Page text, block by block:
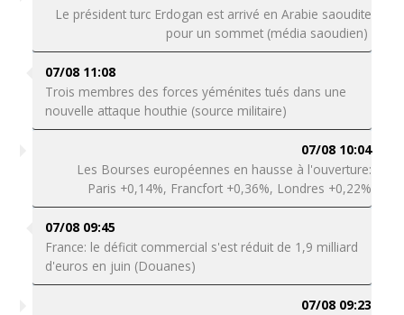
Le président turc Erdogan est arrivé en Arabie saoudite
pour un sommet (média saoudien)
07/08 11:08
Trois membres des forces yéménites tués dans une
nouvelle attaque houthie (source militaire)
07/08 10:04
Les Bourses européennes en hausse à l'ouverture:
Paris +0,14%, Francfort +0,36%, Londres +0,22%
07/08 09:45
France: le déficit commercial s'est réduit de 1,9 milliard
d'euros en juin (Douanes)
07/08 09:23